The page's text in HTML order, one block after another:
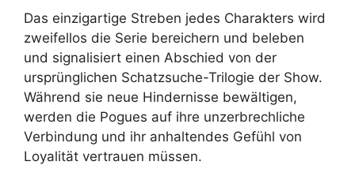
Das einzigartige Streben jedes Charakters wird
zweifellos die Serie bereichern und beleben
und signalisiert einen Abschied von der
ursprünglichen Schatzsuche-Trilogie der Show.
Während sie neue Hindernisse bewältigen,
werden die Pogues auf ihre unzerbrechliche
Verbindung und ihr anhaltendes Gefühl von
Loyalität vertrauen müssen.